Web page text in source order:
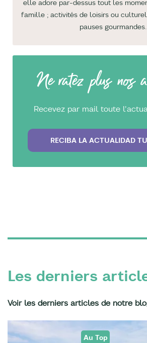
elle adore par-dessus tout les
famille ; activités de loisirs ou
pauses gourmandes.
Ne ratez plus nos
Recevez par mail toute
RECIBA LA ACTUALIDAD
Les derniers
Voir les derniers articles de notre
Au Top